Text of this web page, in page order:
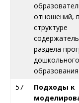
отношений, в
структуре
раздела
дошкольного
образования
57
Подходы к